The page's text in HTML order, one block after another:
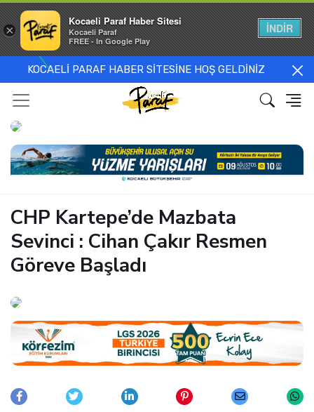
KOCAELİ PARAF HABER SİTESİNE HOŞ GELDİNİZ
CHP Kartepe’de Mazbata
Sevinci : Cihan Çakır Resmen
Göreve Başladı
×
Kocaeli Paraf Haber Sitesi
Kocaeli Paraf
FREE - In Google Play
İNDİR